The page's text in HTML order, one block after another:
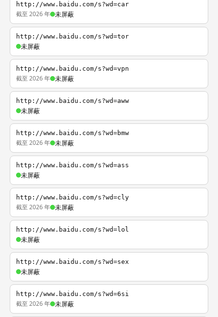
http://www.baidu.com/s?wd=car
截至 2026 年 未屏蔽
http://www.baidu.com/s?wd=tor
未屏蔽
http://www.baidu.com/s?wd=vpn
截至 2026 年 未屏蔽
http://www.baidu.com/s?wd=aww
未屏蔽
http://www.baidu.com/s?wd=bmw
截至 2026 年 未屏蔽
http://www.baidu.com/s?wd=ass
未屏蔽
http://www.baidu.com/s?wd=cly
截至 2026 年 未屏蔽
http://www.baidu.com/s?wd=lol
未屏蔽
http://www.baidu.com/s?wd=sex
未屏蔽
http://www.baidu.com/s?wd=6si
截至 2026 年 未屏蔽